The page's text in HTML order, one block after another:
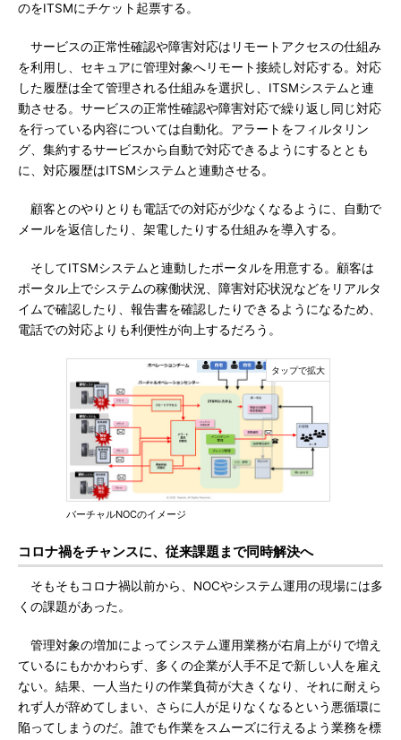
のをITSMにチケット起票する。
サービスの正常性確認や障害対応はリモートアクセスの仕組み
を利用し、セキュアに管理対象へリモート接続し対応する。対応
した履歴は全て管理される仕組みを選択し、ITSMシステムと連
動させる。サービスの正常性確認や障害対応で繰り返し同じ対応
を行っている内容については自動化。アラートをフィルタリン
グ、集約するサービスから自動で対応できるようにするととも
に、対応履歴はITSMシステムと連動させる。
顧客とのやりとりも電話での対応が少なくなるように、自動で
メールを返信したり、架電したりする仕組みを導入する。
そしてITSMシステムと連動したポータルを用意する。顧客は
ポータル上でシステムの稼働状況、障害対応状況などをリアルタ
イムで確認したり、報告書を確認したりできるようになるため、
電話での対応よりも利便性が向上するだろう。
バーチャルNOCのイメージ
コロナ禍をチャンスに、従来課題まで同時解決へ
そもそもコロナ禍以前から、NOCやシステム運用の現場には多
くの課題があった。
管理対象の増加によってシステム運用業務が右肩上がりで増え
ているにもかかわらず、多くの企業が人手不足で新しい人を雇え
ない。結果、一人当たりの作業負荷が大きくなり、それに耐えら
れず人が辞めてしまい、さらに人が足りなくなるという悪循環に
陥ってしまうのだ。誰でも作業をスムーズに行えるよう業務を標